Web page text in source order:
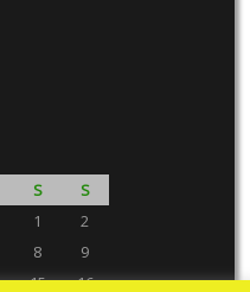
S
S
1
2
8
9
15 16